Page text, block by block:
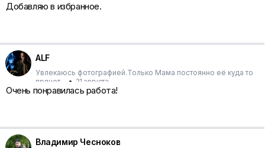
Добавляю в избранное.
ALF
Увлекаюсь фотографией.Только Мама постоянно её куда то
прячет...
• 21 августа
Очень понравилась работа!
Владимир Чесноков